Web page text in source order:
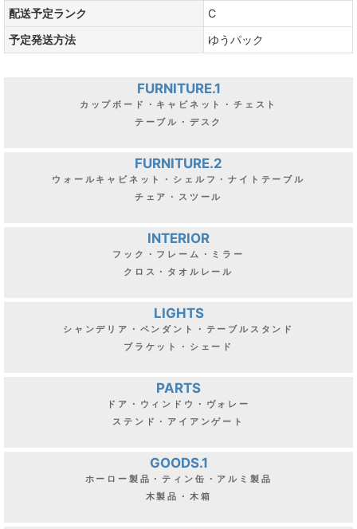
配送予定ランク
C
予定発送方法
ゆうパック
FURNITURE.1
カップボード・キャビネット・チェスト
テーブル・デスク
FURNITURE.2
ウォールキャビネット・シェルフ・ナイトテーブル
チェア・スツール
INTERIOR
フック・フレーム・ミラー
クロス・タオルレール
LIGHTS
シャンデリア・ペンダント・テーブルスタンド
ブラケット・シェード
PARTS
ドア・ウィンドウ・ヴォレー
ステンド・アイアンゲート
GOODS.1
ホーロー製品・ティン缶・アルミ製品
木製品・木箱